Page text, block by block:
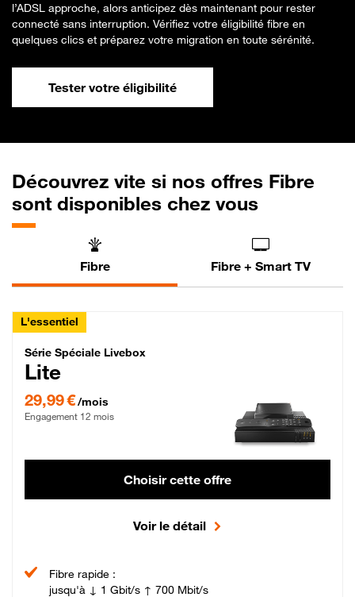
l’ADSL approche, alors anticipez dès maintenant pour rester
connecté sans interruption. Vérifiez votre éligibilité fibre en
quelques clics et préparez votre migration en toute sérénité.
Tester votre éligibilité
Découvrez vite si nos offres Fibre
sont disponibles chez vous
Fibre Fibre + Smart TV
L'essentiel
Série Spéciale Livebox Lite Fibre
Série Spéciale Livebox
Lite
29,99 €/mois
Engagement 12 mois
Choisir cette offre
Voir le détail
Fibre rapide :
jusqu'à ↓ 1 Gbit/s ↑ 700 Mbit/s